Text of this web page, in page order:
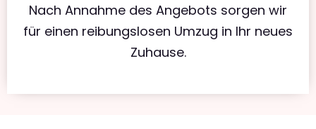
Nach Annahme des Angebots sorgen wir
für einen reibungslosen Umzug in Ihr neues
Zuhause.